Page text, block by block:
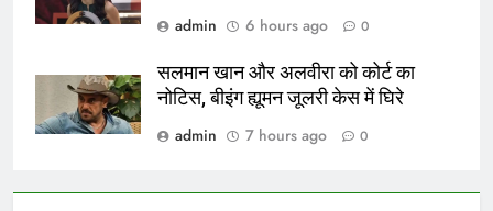
admin
6 hours ago 0
सलमान खान और अलवीरा को कोर्ट का
नोटिस, बीइंग ह्यूमन जूलरी केस में घिरे
admin
7 hours ago 0